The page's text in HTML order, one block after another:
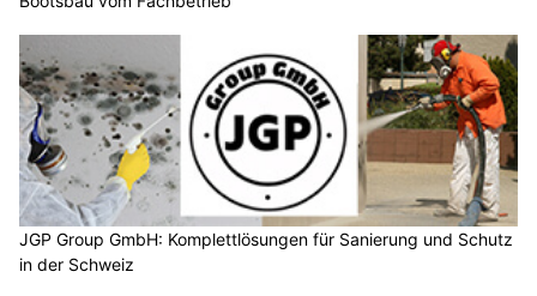
JGP Group GmbH: Komplettlösungen für Sanierung und Schutz
in der Schweiz